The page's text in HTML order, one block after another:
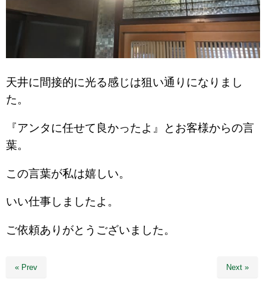
天井に間接的に光る感じは狙い通りになりまし
た。
『アンタに任せて良かったよ』とお客様からの言
葉。
この言葉が私は嬉しい。
いい仕事しましたよ。
ご依頼ありがとうございました。
« Prev Next »